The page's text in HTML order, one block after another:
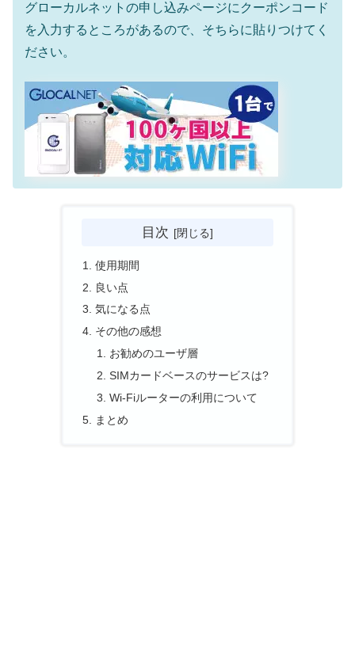
グローカルネットの申し込みページにクーポンコード
を入力するところがあるので、そちらに貼りつけてく
ださい。
目次
使用期間
良い点
気になる点
その他の感想
お勧めのユーザ層
SIMカードベースのサービスは?
Wi-Fiルーターの利用について
まとめ